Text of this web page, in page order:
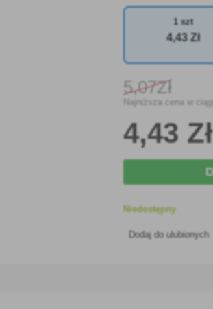
1 szt
4,43 Zł
5,07Zł
Najniższa cena w
4,43 Zł
Niedostępny
Dodaj do ulubionych